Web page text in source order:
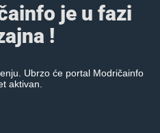
je u fazi
!
Ubrzo će portal Modričainfo
aktivan.